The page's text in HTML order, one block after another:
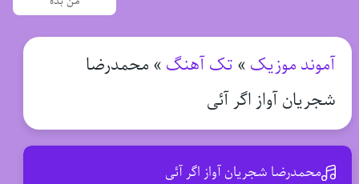
آموند موزیک » تک آهنگ » محمدرضا
شجریان آواز اگر آئی
محمدرضا شجریان آواز اگر آئی